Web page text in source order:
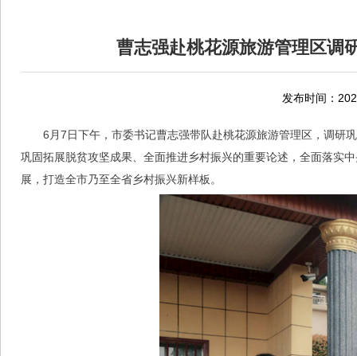
曹志强赴桃花源旅游管理区调
发布时间：
6月7日下午，市委书记曹志强带队赴桃花源旅游管理区，调研
巩固拓展脱贫攻坚成果、全面推进乡村振兴的重要论述，全面落实
展，打造全市乃至全省乡村振兴新样板。